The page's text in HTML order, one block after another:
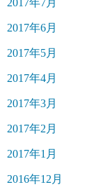
2017年6月
2017年5月
2017年4月
2017年3月
2017年2月
2017年1月
2016年12月